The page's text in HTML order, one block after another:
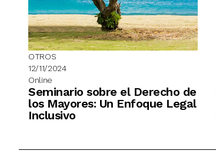
OTROS
12/11/2024
Online
Seminario sobre el Derecho de
los Mayores: Un Enfoque Legal
Inclusivo